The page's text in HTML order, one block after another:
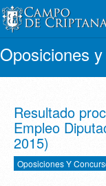
Oposiciones
Resultado
Empleo
2015)
Oposiciones Y